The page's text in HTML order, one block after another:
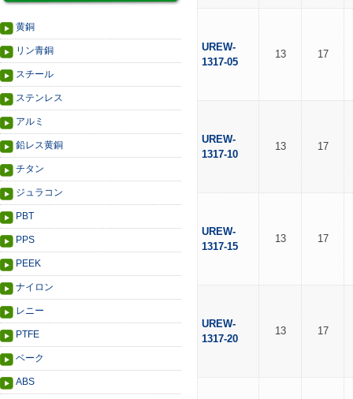
黄銅
リン青銅
スチール
ステンレス
アルミ
鉛レス黄銅
チタン
ジュラコン
PBT
PPS
PEEK
ナイロン
レニー
PTFE
ベーク
ABS
UREW-
1317-05
13 17
UREW-
1317-10
13 17
UREW-
1317-15
13 17
UREW-
1317-20
13 17